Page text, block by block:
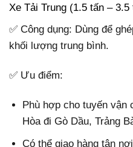
Xe Tải Trung (1.5 tấn – 3.5
✅ Công dụng: Dùng để
khối lượng trung bình.
✅ Ưu điểm:
Phù hợp cho tuyến vận
Hòa đi Gò Dầu, Trảng
Có thể giao hàng tận